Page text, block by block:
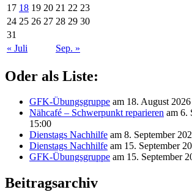
17 18 19 20 21 22 23
24 25 26 27 28 29 30
31
« Juli
Sep. »
Oder als Liste:
GFK-Übungsgruppe am 18. August
Nähcafé – Schwerpunkt reparieren am 6.
15:00
Dienstags Nachhilfe am 8. September
Dienstags Nachhilfe am 15. September
GFK-Übungsgruppe am 15. September
Beitragsarchiv